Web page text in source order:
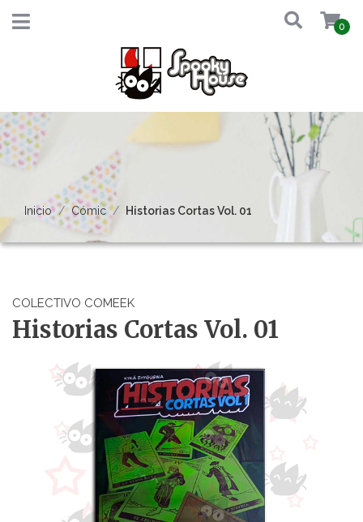
0
Inicio Cómic Historias Cortas Vol. 01
COLECTIVO COMEEK
Historias Cortas Vol. 01